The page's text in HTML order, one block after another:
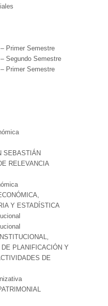
Primer Semestre
Segundo Semestre
Primer Semestre
SEBASTIÁN
RELEVANCIA
Y ESTADÍSTICA
PLANIFICACIÓN Y
DE